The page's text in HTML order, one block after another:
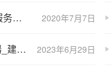
2020年7月7日
阿里云高可用架构2台ECS云服务器、1台MySQL和1台SLB负载均衡
2023年6月29日
阿里云优惠活动大全_云服务器_建站_域名_代金券汇总